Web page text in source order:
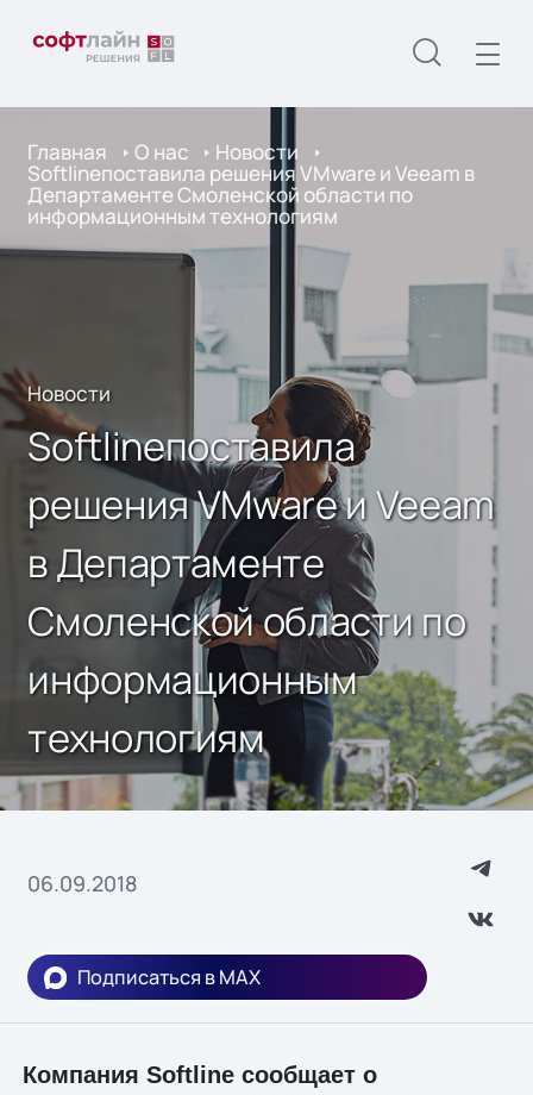
Главная О нас Новости
Softlineпоставила решения VMware и Veeam в
Департаменте Смоленской области по
информационным технологиям
Новости
Softlineпоставила
решения VMware и Veeam
в Департаменте
Смоленской области по
информационным
технологиям
06.09.2018
Подписаться в MAX
Компания Softline сообщает о